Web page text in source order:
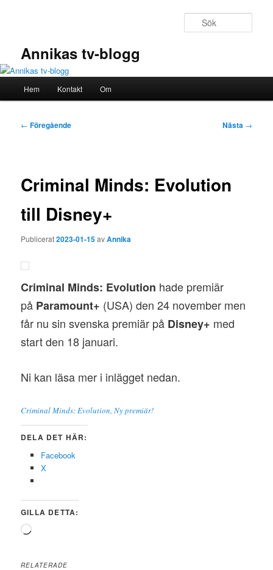
Annikas tv-blogg
Hem Kontakt Om
Inläggsnavigering
← Föregående Nästa →
Criminal Minds: Evolution
till Disney+
Publicerat2023-01-15avAnnika
Criminal Minds: Evolution hade premiär
på Paramount+ (USA) den 24 november men
får nu sin svenska premiär på Disney+ med
start den 18 januari.
Ni kan läsa mer i inlägget nedan.
Criminal Minds: Evolution, Ny premiär!
DELA DET HÄR:
Facebook
X
GILLA DETTA:
Laddar
RELATERADE